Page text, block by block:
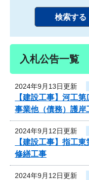
入札公告一覧
2024年9月13日更新
【建設工事】河工
事業他（債務）護岸
2024年9月12日更新
【建設工事】指工
修繕工事
2024年9月12日更新